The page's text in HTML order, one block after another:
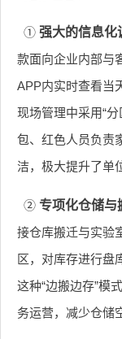
① 强大的信息化
款面向企业内部与
APP内实时查看当
现场管理中采用“
包、红色人员负责
洁，极大提升了单
② 专项化仓储与
接仓库搬迁与实验
区，对库存进行盘
这种“边搬边存”模
务运营，减少仓储